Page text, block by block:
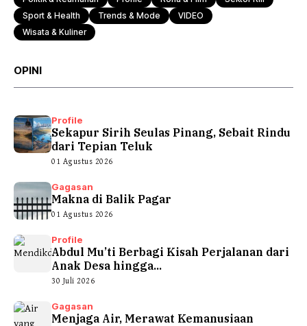
Sport & Health
Trends & Mode
VIDEO
Wisata & Kuliner
OPINI
Profile
Sekapur Sirih Seulas Pinang, Sebait Rindu
dari Tepian Teluk
01 Agustus 2026
Gagasan
Makna di Balik Pagar
01 Agustus 2026
Profile
Abdul Mu’ti Berbagi Kisah Perjalanan dari
Anak Desa hingga...
30 Juli 2026
Gagasan
Menjaga Air, Merawat Kemanusiaan